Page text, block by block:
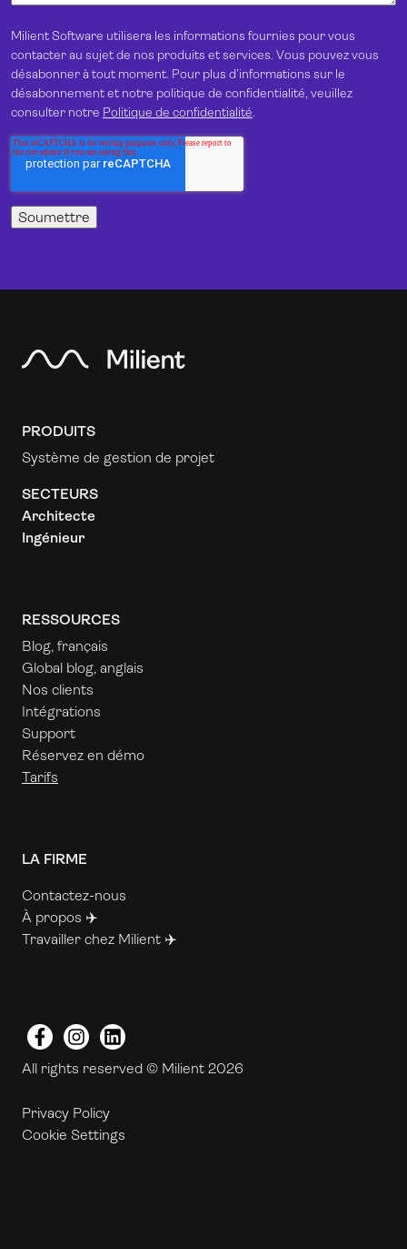
Milient Software utilisera les informations fournies pour vous
contacter au sujet de nos produits et services. Vous pouvez vous
désabonner à tout moment. Pour plus d’informations sur le
désabonnement et notre politique de confidentialité, veuillez
consulter notre Politique de confidentialité
PRODUITS
Système de gestion de projet
SECTEURS
Architecte
Ingénieur
RESSOURCES
Blog, français
Global blog, anglais
Nos clients
Intégrations
Support
Réservez en démo
Tarifs
LA FIRME
Contactez-nous
À propos ✈️
Travailler chez Milient ✈️
FacebookInstagramLinkedIn
All rights reserved © Milient 2026
Privacy Policy
Cookie Settings